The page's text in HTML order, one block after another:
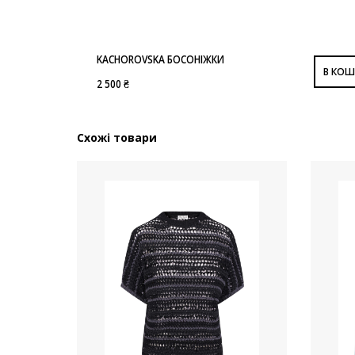
KACHOROVSKA БОСОНІЖКИ
2 500 ₴
В
Схожі товари